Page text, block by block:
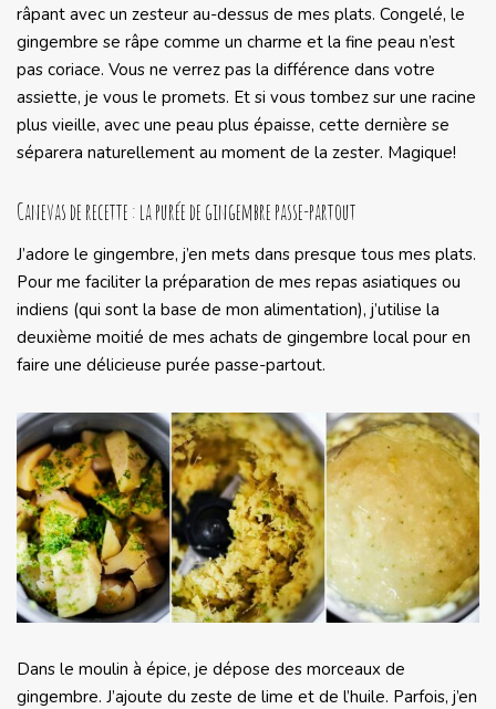
râpant avec un zesteur au-dessus de mes plats. Congelé, le
gingembre se râpe comme un charme et la fine peau n’est
pas coriace. Vous ne verrez pas la différence dans votre
assiette, je vous le promets. Et si vous tombez sur une racine
plus vieille, avec une peau plus épaisse, cette dernière se
séparera naturellement au moment de la zester. Magique!
Canevas de recette : la purée de gingembre passe-partout
J’adore le gingembre, j’en mets dans presque tous mes plats.
Pour me faciliter la préparation de mes repas asiatiques ou
indiens (qui sont la base de mon alimentation), j’utilise la
deuxième moitié de mes achats de gingembre local pour en
faire une délicieuse purée passe-partout.
Dans le moulin à épice, je dépose des morceaux de
gingembre. J’ajoute du zeste de lime et de l’huile. Parfois, j’en